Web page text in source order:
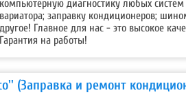
компьютерную диагностику любых
вариатора; заправку кондиционеров;
другое! Главное для нас - это высокое
Гарантия на работы!
(Заправка и ремонт